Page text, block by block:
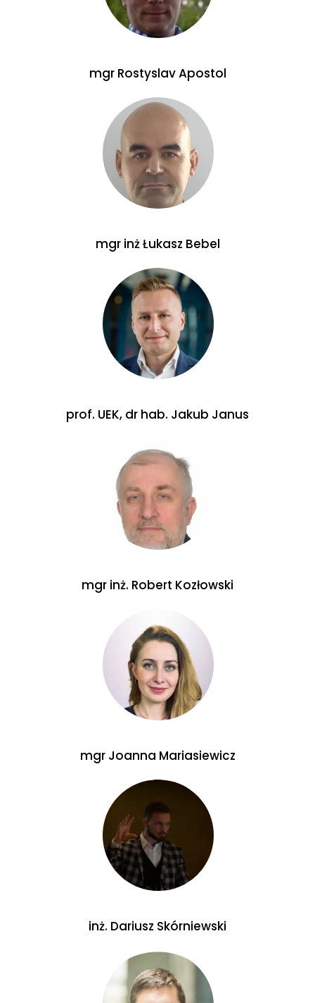
mgr Rostyslav Apostol
mgr inż Łukasz Bebel
prof. UEK, dr hab. Jakub Janus
mgr inż. Robert Kozłowski
mgr Joanna Mariasiewicz
inż. Dariusz Skórniewski